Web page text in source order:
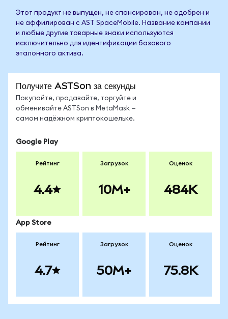
Этот продукт не выпущен, не спонсирован, не одобрен и
не аффилирован с AST SpaceMobile. Название компании
и любые другие товарные знаки используются
исключительно для идентификации базового
эталонного актива.
Получите ASTSon за секунды
Покупайте, продавайте, торгуйте и
обменивайте ASTSon в MetaMask —
самом надёжном криптокошельке.
Google Play
Рейтинг
4.4
Загрузок
10M+
Оценок
484K
App Store
Рейтинг
4.7
Загрузок
50M+
Оценок
75.8K